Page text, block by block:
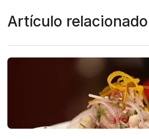
Artículo relacionado